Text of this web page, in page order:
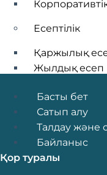
Есептілік
Қаржылық
Жылдық есеп
Жұмыспен
Қордағы
Сұрақ-жауап
Сауалнамалар
Menu
Басты бет
Сатып алу
Талдау және
Байланыс
Қор туралы